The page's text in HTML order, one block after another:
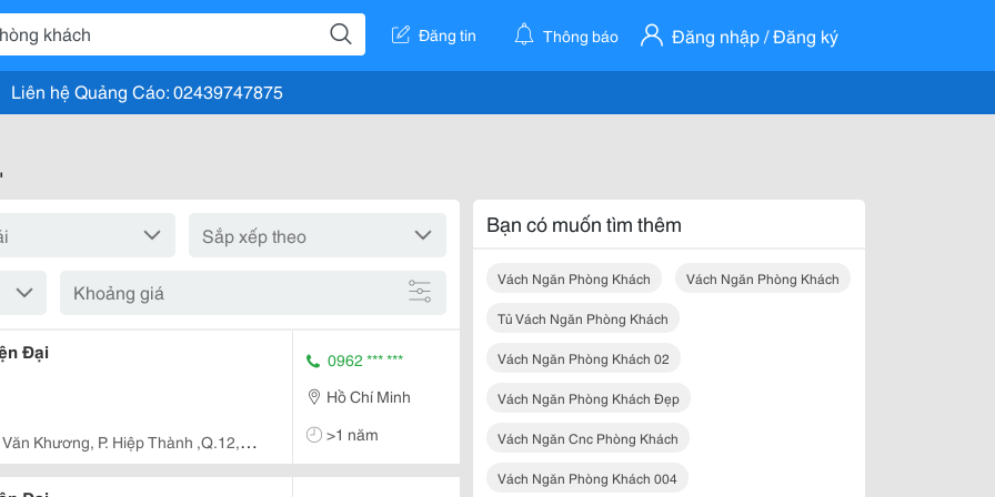
Đăng tin Thông báo Đăng nhập / Đăng ký
Liên hệ Quảng Cáo: 02439747875
Khoảng giá
Đại
Khương, P. Hiệp Thành ,Q.12,
0962 *** ***
Hồ Chí Minh
>1 năm
Bạn có muốn tìm thêm
Vách Ngăn Phòng Khách Vách Ngăn Phòng Khách
Tủ Vách Ngăn Phòng Khách
Vách Ngăn Phòng Khách 02
Vách Ngăn Phòng Khách Đẹp
Vách Ngăn Cnc Phòng Khách
Vách Ngăn Phòng Khách 004